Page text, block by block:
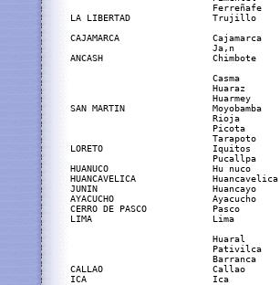
                           Ferreñafe
LA LIBERTAD
CAJAMARCA
Ja‚n
ANCASH
Casma
                           Huaraz
Huarmey
SAN MARTIN
Rioja
Picota
Tarapoto
LORETO
                           Pucallpa
HUANUCO                   Hu
HUANCAVELICA              Huancavelica
JUNIN
AYACUCHO
CERRO DE PASCO            Pasco
LIMA                      Lima
                           Huaral
                           Pativilca
                           Barranca
CALLAO                    Callao
ICA                       Ica